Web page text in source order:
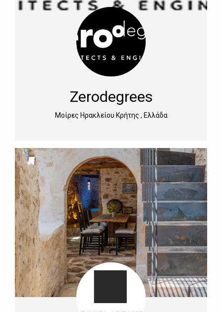
Zerodegrees
Μοίρες Ηρακλείου Κρήτης , Ελλάδα